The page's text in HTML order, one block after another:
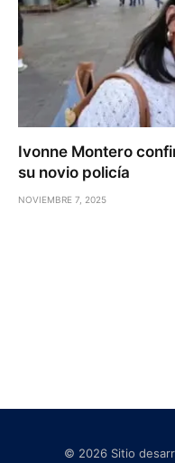
Ivonne Montero
su novio policía
NOVIEMBRE 7, 2025
© 2026 Sitio